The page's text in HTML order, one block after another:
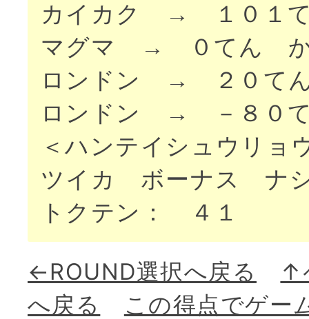
カイカク → １０１
マグマ → ０てん か
ロンドン → ２０て
ロンドン → －８０
＜ハンテイシュウリョ
ツイカ ボーナス ナ
トクテン： ４１
←ROUND選択へ戻る
↑
へ戻る
この得点でゲー